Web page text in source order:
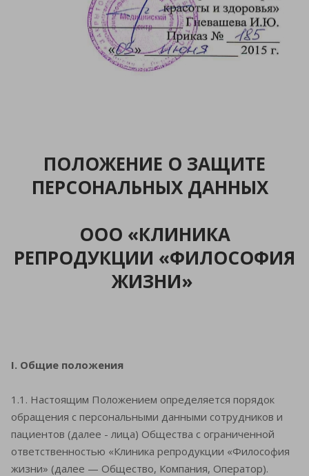
ПОЛОЖЕНИЕ О ЗАЩИТЕ
ПЕРСОНАЛЬНЫХ ДАННЫХ
ООО «КЛИНИКА
РЕПРОДУКЦИИ «ФИЛОСОФИЯ
ЖИЗНИ»
I. Общие положения
1.1. Настоящим Положением определяется порядок
обращения с персональными данными сотрудников и
пациентов (далее - лица) Общества с ограниченной
ответственностью «Клиника репродукции «Философия
жизни» (далее — Общество, Компания, Оператор).